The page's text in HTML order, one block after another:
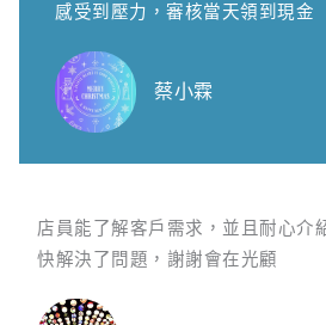
感受到壓力，審核當天領到現金
蔡小霖
店員能了解客戶需求，並且耐心介
快解決了問題，謝謝會在光顧